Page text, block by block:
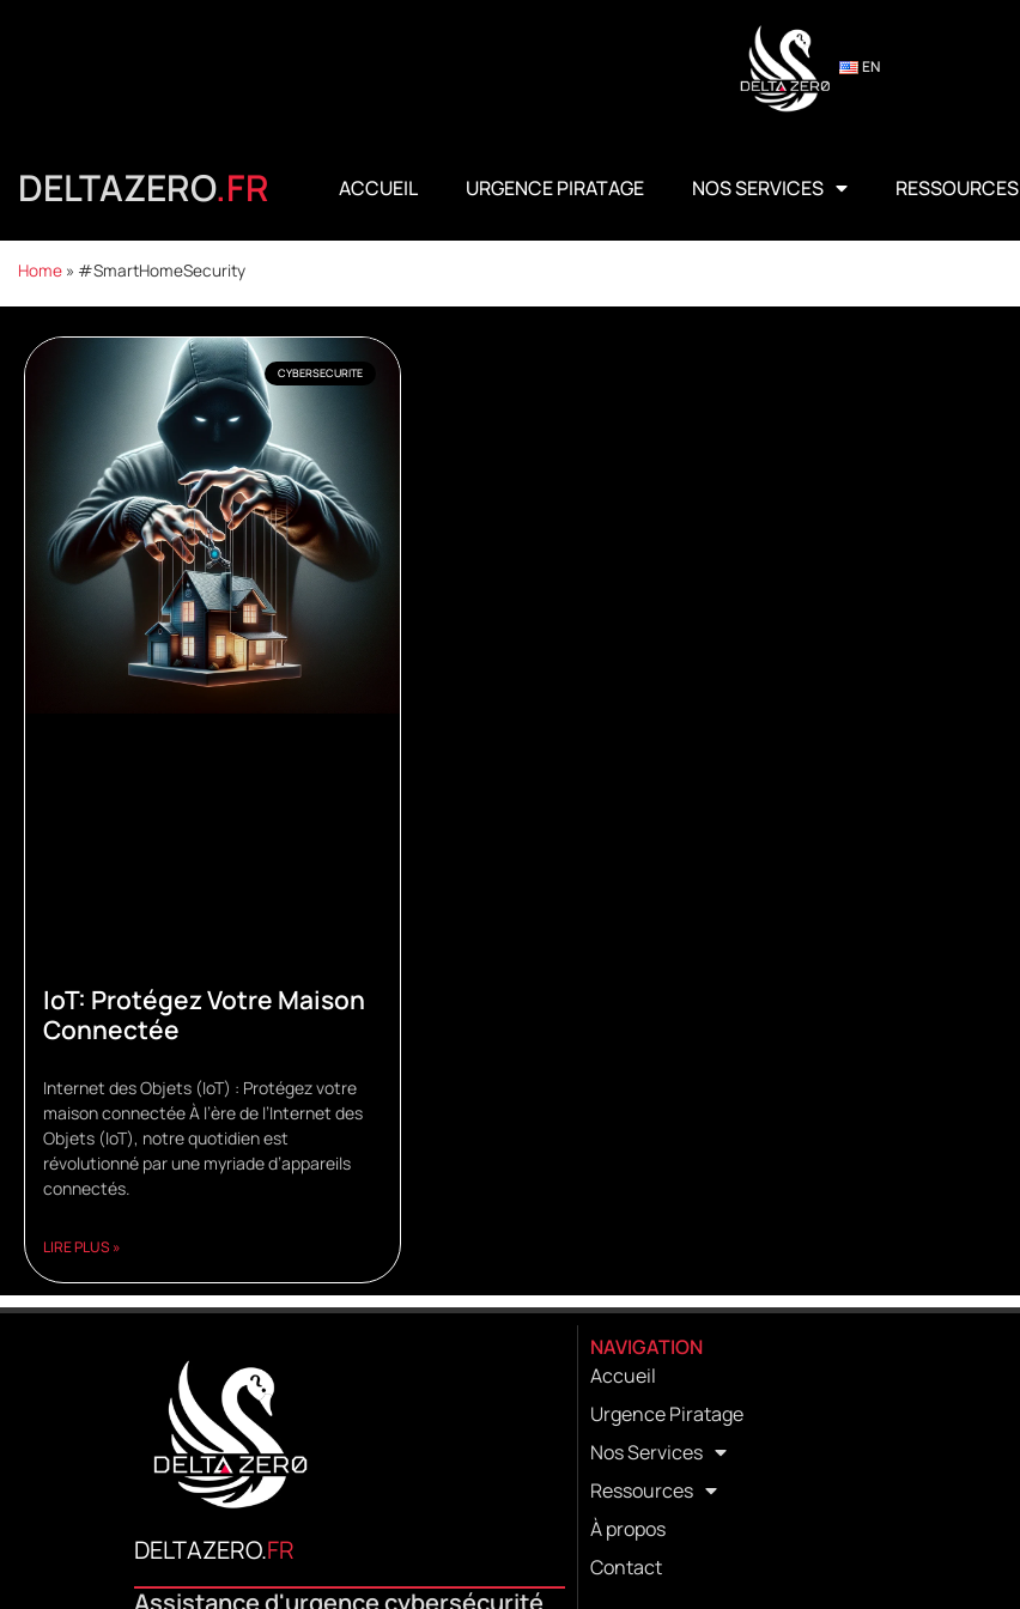
EN
DELTAZERO.FR ACCUEIL URGENCE PIRATAGE NOS SERVICES RESSOURCES
Home » #SmartHomeSecurity
CYBERSECURITE
IoT: Protégez Votre Maison
Connectée
Internet des Objets (IoT) : Protégez votre
maison connectée À l’ère de l’Internet des
Objets (IoT), notre quotidien est
révolutionné par une myriade d’appareils
connectés.
LIRE PLUS »
DELTAZERO.FR
Assistance d'urgence cybersécurité
NAVIGATION
Accueil
Urgence Piratage
Nos Services
Ressources
À propos
Contact